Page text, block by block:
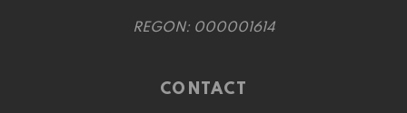
REGON: 000001614
CONTACT